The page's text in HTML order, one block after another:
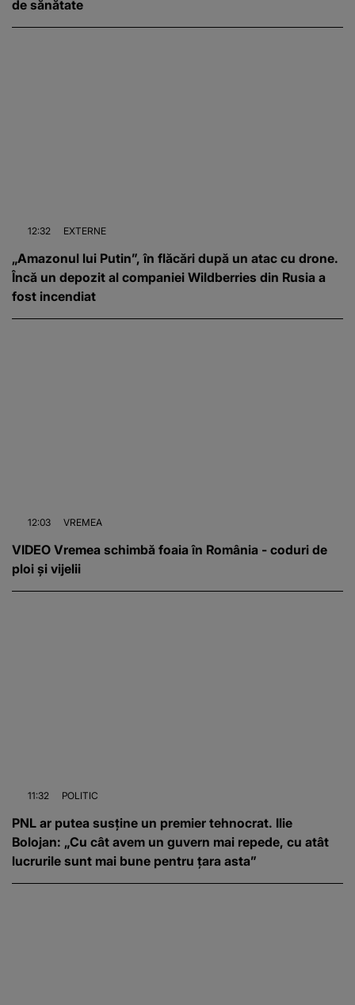
de sănătate
12:32 EXTERNE
„Amazonul lui Putin”, în flăcări după un atac cu drone.
Încă un depozit al companiei Wildberries din Rusia a
fost incendiat
12:03 VREMEA
VIDEO Vremea schimbă foaia în România - coduri de
ploi și vijelii
11:32 POLITIC
PNL ar putea susține un premier tehnocrat. Ilie
Bolojan: „Cu cât avem un guvern mai repede, cu atât
lucrurile sunt mai bune pentru țara asta”